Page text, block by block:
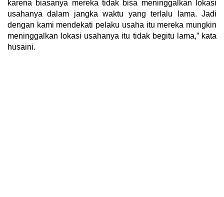
karena biasanya mereka tidak bisa meninggalkan lokasi
usahanya dalam jangka waktu yang terlalu lama. Jadi
dengan kami mendekati pelaku usaha itu mereka mungkin
meninggalkan lokasi usahanya itu tidak begitu lama,” kata
husaini.